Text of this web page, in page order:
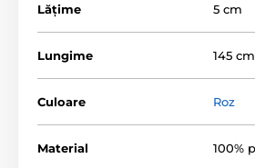
Lăţime 5 cm
Lungime 145 cm
Culoare Roz
Material 100%